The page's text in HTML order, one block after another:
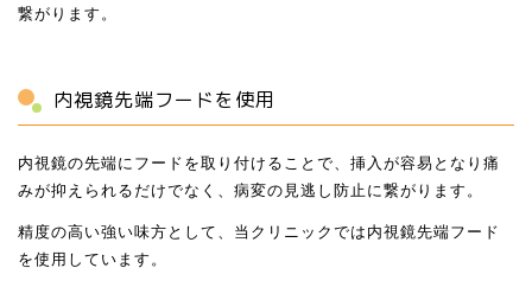
繋がります。
内視鏡先端フードを使用
内視鏡の先端にフードを取り付けることで、挿入が容易となり痛
みが抑えられるだけでなく、病変の見逃し防止に繋がります。
精度の高い強い味方として、当クリニックでは内視鏡先端フード
を使用しています。